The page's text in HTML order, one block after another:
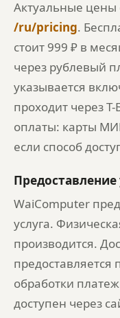
Актуальные цены
/ru/pricing.
стоит 999 ₽ в
через рублевый
указывается
проходит через
оплаты: карты
если способ
Предоставление
WaiComputer
услуга.
производится.
обработки
доступен через